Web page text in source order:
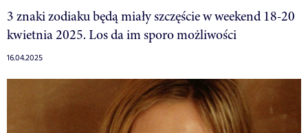
3 znaki zodiaku będą miały szczęście w weekend 18-20
kwietnia 2025. Los da im sporo możliwości
16.04.2025